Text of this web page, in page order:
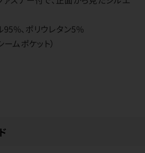
95%、ポリウレタン5%
ムポケット）